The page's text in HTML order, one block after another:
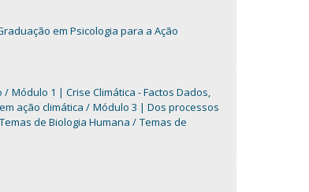
em Psicologia para a Ação
Módulo 1 | Crise Climática - Factos Dados,
ação climática
Módulo 3 | Dos processos
Temas de Biologia Humana
Temas de